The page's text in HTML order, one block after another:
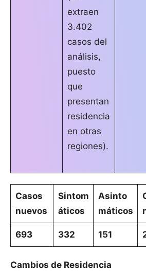
extraen
3.402
casos del
análisis,
puesto
que
presentan
residencia
en otras
regiones).
Casos
nuevos
Sintom
áticos
Asinto
máticos
693 332 151
Cambios de Residencia